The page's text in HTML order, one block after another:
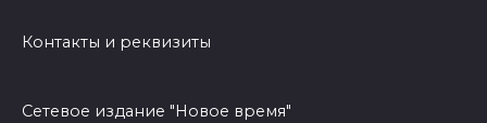
Контакты и реквизиты
Сетевое издание "Новое время"